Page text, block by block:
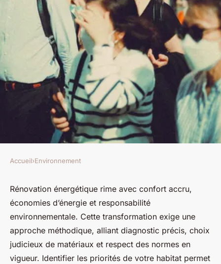
Transformez votre habitat :
guide pour une rénovation
énergétique réussie
Louise•17 février 2026•9 min de lecture
Accueil›Environnement
Rénovation énergétique rime avec confort accru,
économies d’énergie et responsabilité
environnementale. Cette transformation exige une
approche méthodique, alliant diagnostic précis, choix
judicieux de matériaux et respect des normes en
vigueur. Identifier les priorités de votre habitat permet